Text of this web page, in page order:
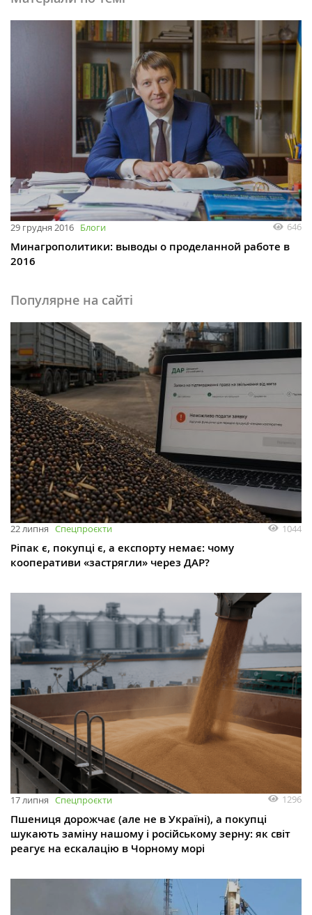
29 грудня 2016 Блоги 646
Минагрополитики: выводы о проделанной работе в
2016
Популярне на сайті
22 липня Спецпроєкти 1044
Ріпак є, покупці є, а експорту немає: чому
кооперативи «застрягли» через ДАР?
17 липня Спецпроєкти 1296
Пшениця дорожчає (але не в Україні), а покупці
шукають заміну нашому і російському зерну: як світ
реагує на ескалацію в Чорному морі